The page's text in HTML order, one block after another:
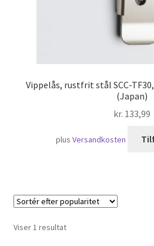
Vippelås, rustfrit stål SCC-
(Japan)
kr. 133,99
plusVersandkosten
Viser 1 resultat